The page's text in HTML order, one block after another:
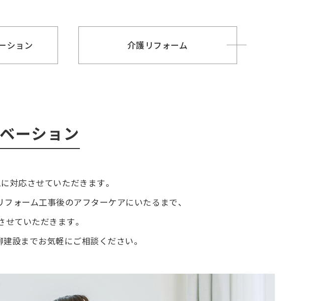
ション 介護リフォーム
ーション
対応させていただきます。
ォーム工事後のアフターケアにいたるまで、
ていただきます。
設までお気軽にご相談ください。